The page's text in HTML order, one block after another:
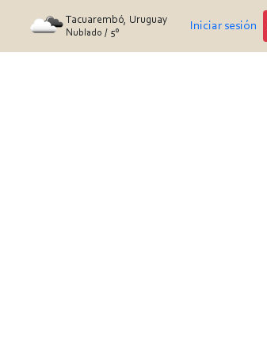
Tacuarembó, Uruguay
Nublado / 5° Iniciar sesión